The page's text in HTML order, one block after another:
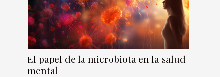
El papel de la microbiota en la salud
mental